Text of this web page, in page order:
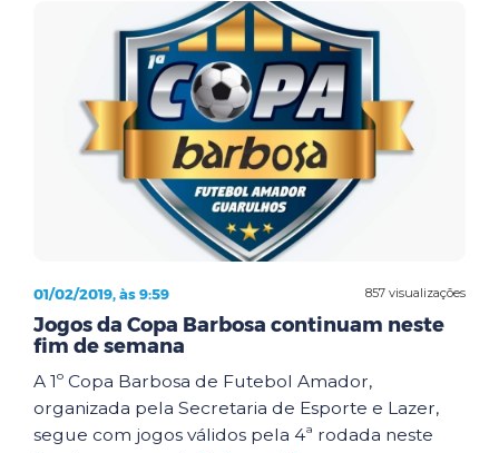
857 visualizações
01/02/2019, às 9:59
Jogos da Copa Barbosa continuam neste
fim de semana
A 1º Copa Barbosa de Futebol Amador,
organizada pela Secretaria de Esporte e Lazer,
segue com jogos válidos pela 4ª rodada neste